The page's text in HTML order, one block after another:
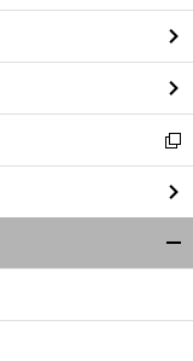
ン
ド
ウ
で
開
く
新
し
い
ウ
ィ
ン
ウ